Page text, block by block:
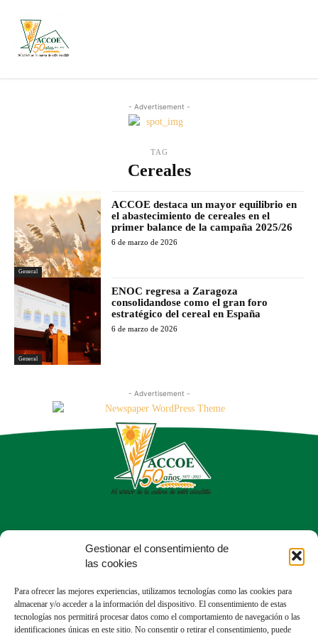
Gestionar el consentimiento de
las cookies
Para ofrecer las mejores experiencias, utilizamos tecnologías como las cookies para
almacenar y/o acceder a la información del dispositivo. El consentimiento de estas
tecnologías nos permitirá procesar datos como el comportamiento de navegación o las
identificaciones únicas en este sitio. No consentir o retirar el consentimiento, puede
- Advertisement -
TAG
Cereales
General
ACCOE destaca un mayor equilibrio en
el abastecimiento de cereales en el
primer balance de la campaña 2025/26
6 de marzo de 2026
General
ENOC regresa a Zaragoza
consolidandose como el gran foro
estratégico del cereal en España
6 de marzo de 2026
- Advertisement -
Calle del Dr. Fleming, 56, Chamartín
28036 Madrid
913 50 43 05